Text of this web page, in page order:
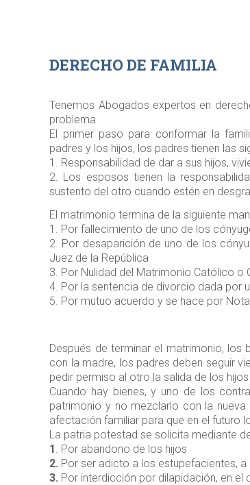
DERECHO DE FAMILIA
Tenemos Abogados expertos en
problema
El primer paso para conformar la
padres y los hijos, los padres tienen las
1. Responsabilidad de dar a sus hijos,
2. Los esposos tienen la
sustento del otro cuando estén en
El matrimonio termina de la siguiente
1. Por fallecimiento de uno de los
2. Por desaparición de uno de los
Juez de la República
3. Por Nulidad del Matrimonio Católico o
4. Por la sentencia de divorcio dada por
5. Por mutuo acuerdo y se hace por
Después de terminar el matrimonio, los
con la madre, los padres deben seguir
pedir permiso al otro la salida de los
Cuando hay bienes, y uno de los
patrimonio y no mezclarlo con la
afectación familiar para que en el futuro
La patria potestad se solicita mediante
1. Por abandono de los hijos
2. Por ser adicto a los estupefacientes,
3. Por interdicción por dilapidación, en